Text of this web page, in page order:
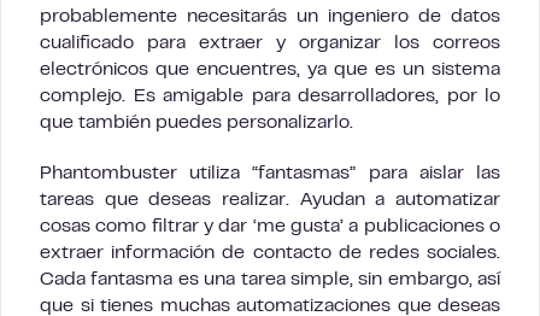
probablemente necesitarás un ingeniero de datos
cualificado para extraer y organizar los correos
electrónicos que encuentres, ya que es un sistema
complejo. Es amigable para desarrolladores, por lo
que también puedes personalizarlo.
Phantombuster utiliza “fantasmas” para aislar las
tareas que deseas realizar. Ayudan a automatizar
cosas como filtrar y dar ‘me gusta’ a publicaciones o
extraer información de contacto de redes sociales.
Cada fantasma es una tarea simple, sin embargo, así
que si tienes muchas automatizaciones que deseas